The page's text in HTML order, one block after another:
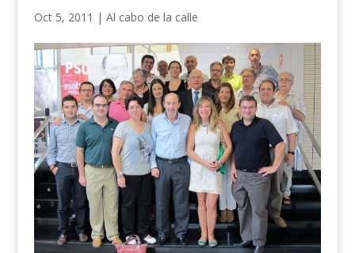
Oct 5, 2011 | Al cabo de la calle